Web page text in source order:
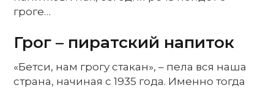
гроге…
Грог – пиратский напиток
«Бетси, нам грогу стакан», – пела вся наша
страна, начиная с 1935 года. Именно тогда